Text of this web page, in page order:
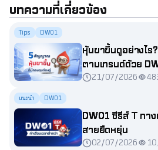
บทความที่เกี่ยวข้อง
Tips DW01
หุ้นขาขึ้นดูอย่างไ
ตามเทรนด์ด้วย
21/07/2026
แนะนำ DW01
DW01 ซีรีส์ T ทา
สายยืดหยุ่น
02/07/2026